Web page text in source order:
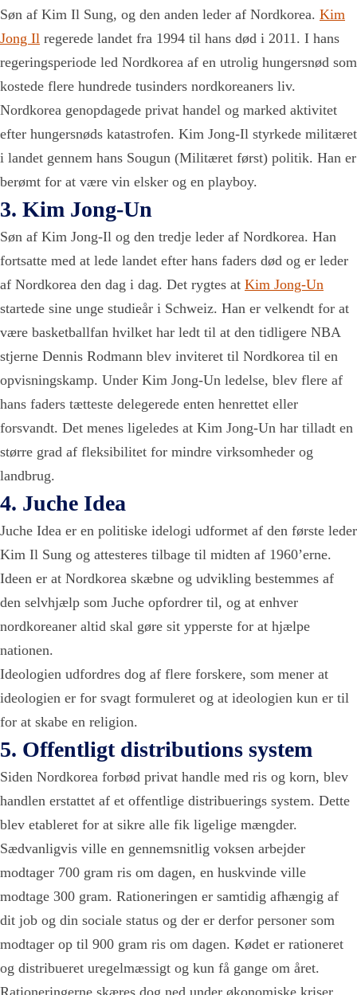
Søn af Kim Il Sung, og den anden leder af Nordkorea. Kim
Jong Il regerede landet fra 1994 til hans død i 2011. I hans
regeringsperiode led Nordkorea af en utrolig hungersnød som
kostede flere hundrede tusinders nordkoreaners liv.
Nordkorea genopdagede privat handel og marked aktivitet
efter hungersnøds katastrofen. Kim Jong-Il styrkede militæret
i landet gennem hans Sougun (Militæret først) politik. Han er
berømt for at være vin elsker og en playboy.
3. Kim Jong-Un
Søn af Kim Jong-Il og den tredje leder af Nordkorea. Han
fortsatte med at lede landet efter hans faders død og er leder
af Nordkorea den dag i dag. Det rygtes at Kim Jong-Un
startede sine unge studieår i Schweiz. Han er velkendt for at
være basketballfan hvilket har ledt til at den tidligere NBA
stjerne Dennis Rodmann blev inviteret til Nordkorea til en
opvisningskamp. Under Kim Jong-Un ledelse, blev flere af
hans faders tætteste delegerede enten henrettet eller
forsvandt. Det menes ligeledes at Kim Jong-Un har tilladt en
større grad af fleksibilitet for mindre virksomheder og
landbrug.
4. Juche Idea
Juche Idea er en politiske idelogi udformet af den første leder
Kim Il Sung og attesteres tilbage til midten af 1960’erne.
Ideen er at Nordkorea skæbne og udvikling bestemmes af
den selvhjælp som Juche opfordrer til, og at enhver
nordkoreaner altid skal gøre sit ypperste for at hjælpe
nationen.
Ideologien udfordres dog af flere forskere, som mener at
ideologien er for svagt formuleret og at ideologien kun er til
for at skabe en religion.
5. Offentligt distributions system
Siden Nordkorea forbød privat handle med ris og korn, blev
handlen erstattet af et offentlige distribuerings system. Dette
blev etableret for at sikre alle fik ligelige mængder.
Sædvanligvis ville en gennemsnitlig voksen arbejder
modtager 700 gram ris om dagen, en huskvinde ville
modtage 300 gram. Rationeringen er samtidig afhængig af
dit job og din sociale status og der er derfor personer som
modtager op til 900 gram ris om dagen. Kødet er rationeret
og distribueret uregelmæssigt og kun få gange om året.
Rationeringerne skæres dog ned under økonomiske kriser